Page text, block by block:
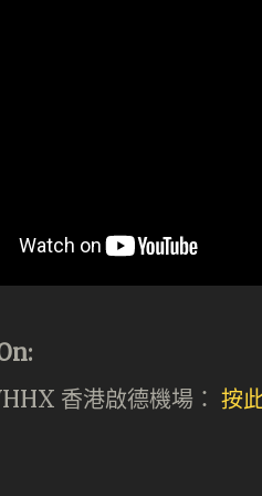
香港啟德機場： 按